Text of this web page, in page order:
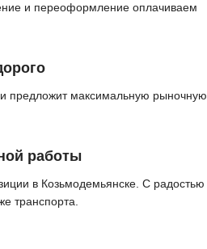
и переоформление оплачиваем
предложит максимальную рыночную
работы
в Козьмодемьянске. С радостью
транспорта.